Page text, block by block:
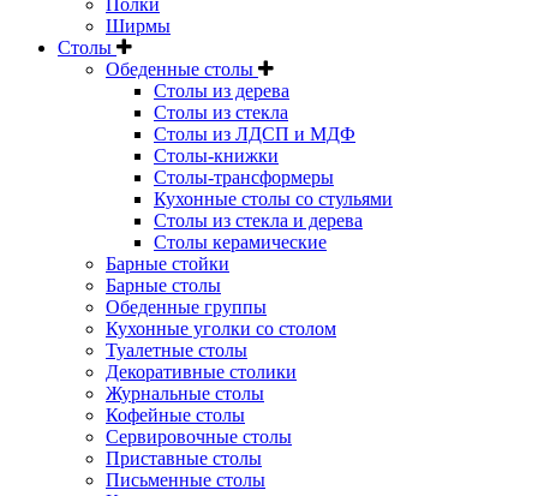
Ширмы
Столы
Обеденные столы
Столы из дерева
Столы из стекла
Столы из ЛДСП и МДФ
Столы-книжки
Столы-трансформеры
Кухонные столы со стульями
Столы из стекла и дерева
Столы керамические
Барные стойки
Барные столы
Обеденные группы
Кухонные уголки со столом
Туалетные столы
Декоративные столики
Журнальные столы
Кофейные столы
Сервировочные столы
Приставные столы
Письменные столы